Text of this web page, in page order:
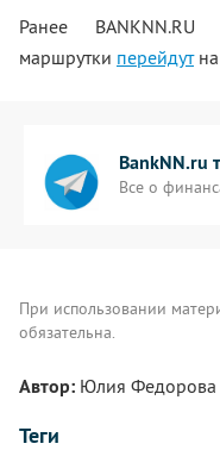
Ранее
маршрутки перейдутна
BankNN.ru
Все о
При использовании
обязательна.
Автор: Юлия Федорова
Теги